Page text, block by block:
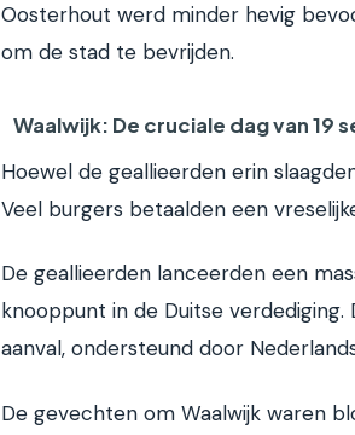
Oosterhout werd minder hevig
om de stad te bevrijden.
Waalwijk: De cruciale dag van 19
Hoewel de geallieerden erin
Veel burgers betaalden een
De geallieerden lanceerden een
knooppunt in de Duitse
aanval, ondersteund door
De gevechten om Waalwijk waren